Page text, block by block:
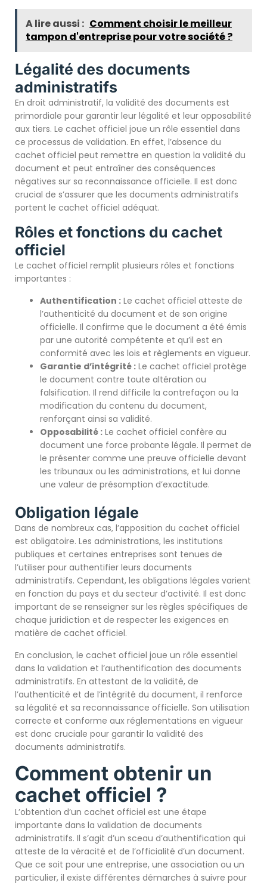
A lire aussi : Comment choisir le meilleur
tampon d'entreprise pour votre société ?
Légalité des documents
administratifs
En droit administratif, la validité des documents est
primordiale pour garantir leur légalité et leur opposabilité
aux tiers. Le cachet officiel joue un rôle essentiel dans
ce processus de validation. En effet, l’absence du
cachet officiel peut remettre en question la validité du
document et peut entraîner des conséquences
négatives sur sa reconnaissance officielle. Il est donc
crucial de s’assurer que les documents administratifs
portent le cachet officiel adéquat.
Rôles et fonctions du cachet
officiel
Le cachet officiel remplit plusieurs rôles et fonctions
importantes :
Authentification : Le cachet officiel atteste de
l’authenticité du document et de son origine
officielle. Il confirme que le document a été émis
par une autorité compétente et qu’il est en
conformité avec les lois et règlements en vigueur.
Garantie d’intégrité : Le cachet officiel protège
le document contre toute altération ou
falsification. Il rend difficile la contrefaçon ou la
modification du contenu du document,
renforçant ainsi sa validité.
Opposabilité : Le cachet officiel confère au
document une force probante légale. Il permet de
le présenter comme une preuve officielle devant
les tribunaux ou les administrations, et lui donne
une valeur de présomption d’exactitude.
Obligation légale
Dans de nombreux cas, l’apposition du cachet officiel
est obligatoire. Les administrations, les institutions
publiques et certaines entreprises sont tenues de
l’utiliser pour authentifier leurs documents
administratifs. Cependant, les obligations légales varient
en fonction du pays et du secteur d’activité. Il est donc
important de se renseigner sur les règles spécifiques de
chaque juridiction et de respecter les exigences en
matière de cachet officiel.
En conclusion, le cachet officiel joue un rôle essentiel
dans la validation et l’authentification des documents
administratifs. En attestant de la validité, de
l’authenticité et de l’intégrité du document, il renforce
sa légalité et sa reconnaissance officielle. Son utilisation
correcte et conforme aux réglementations en vigueur
est donc cruciale pour garantir la validité des
documents administratifs.
Comment obtenir un
cachet officiel ?
L’obtention d’un cachet officiel est une étape
importante dans la validation de documents
administratifs. Il s’agit d’un sceau d’authentification qui
atteste de la véracité et de l’officialité d’un document.
Que ce soit pour une entreprise, une association ou un
particulier, il existe différentes démarches à suivre pour